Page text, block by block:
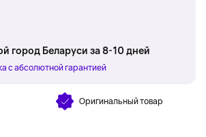
город Беларуси за 8-10 дней
с абсолютной гарантией
Оригинальный товар